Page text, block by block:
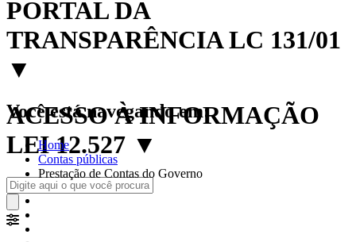
PORTAL DA
TRANSPARÊNCIA LC 131/01
▼
ACESSO À INFORMAÇÃO
LEI 12.527 ▼
Você está navegando em:
Home
Contas públicas
Prestação de Contas do Governo